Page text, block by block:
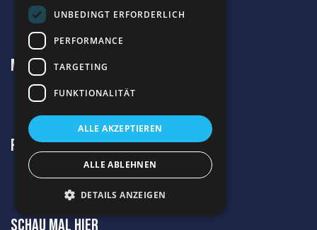
Meine Angebote
REChtliches
Schau mal hier
UNBEDINGT ERFORDERLICH
PERFORMANCE
TARGETING
FUNKTIONALITÄT
ALLE AKZEPTIEREN
ALLE ABLEHNEN
DETAILS ANZEIGEN